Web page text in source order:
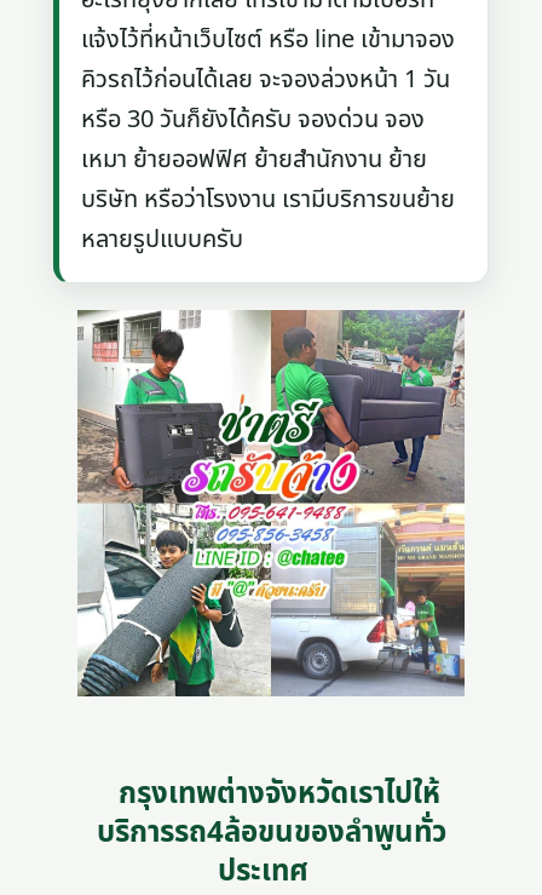
แจ้งไว้ที่หน้าเว็บไซต์ หรือ line เข้ามาจอง
คิวรถไว้ก่อนได้เลย จะจองล่วงหน้า 1 วัน
หรือ 30 วันก็ยังได้ครับ จองด่วน จอง
เหมา ย้ายออฟฟิศ ย้ายสำนักงาน ย้าย
บริษัท หรือว่าโรงงาน เรามีบริการขนย้าย
หลายรูปแบบครับ
กรุงเทพต่างจังหวัดเราไปให้
บริการรถ4ล้อขนของลําพูนทั่ว
ประเทศ